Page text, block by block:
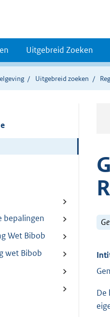
Uitgebreid Zoeken
Uitgebreid zoeken
bepalingen
Wet Bibob
wet Bibob
De